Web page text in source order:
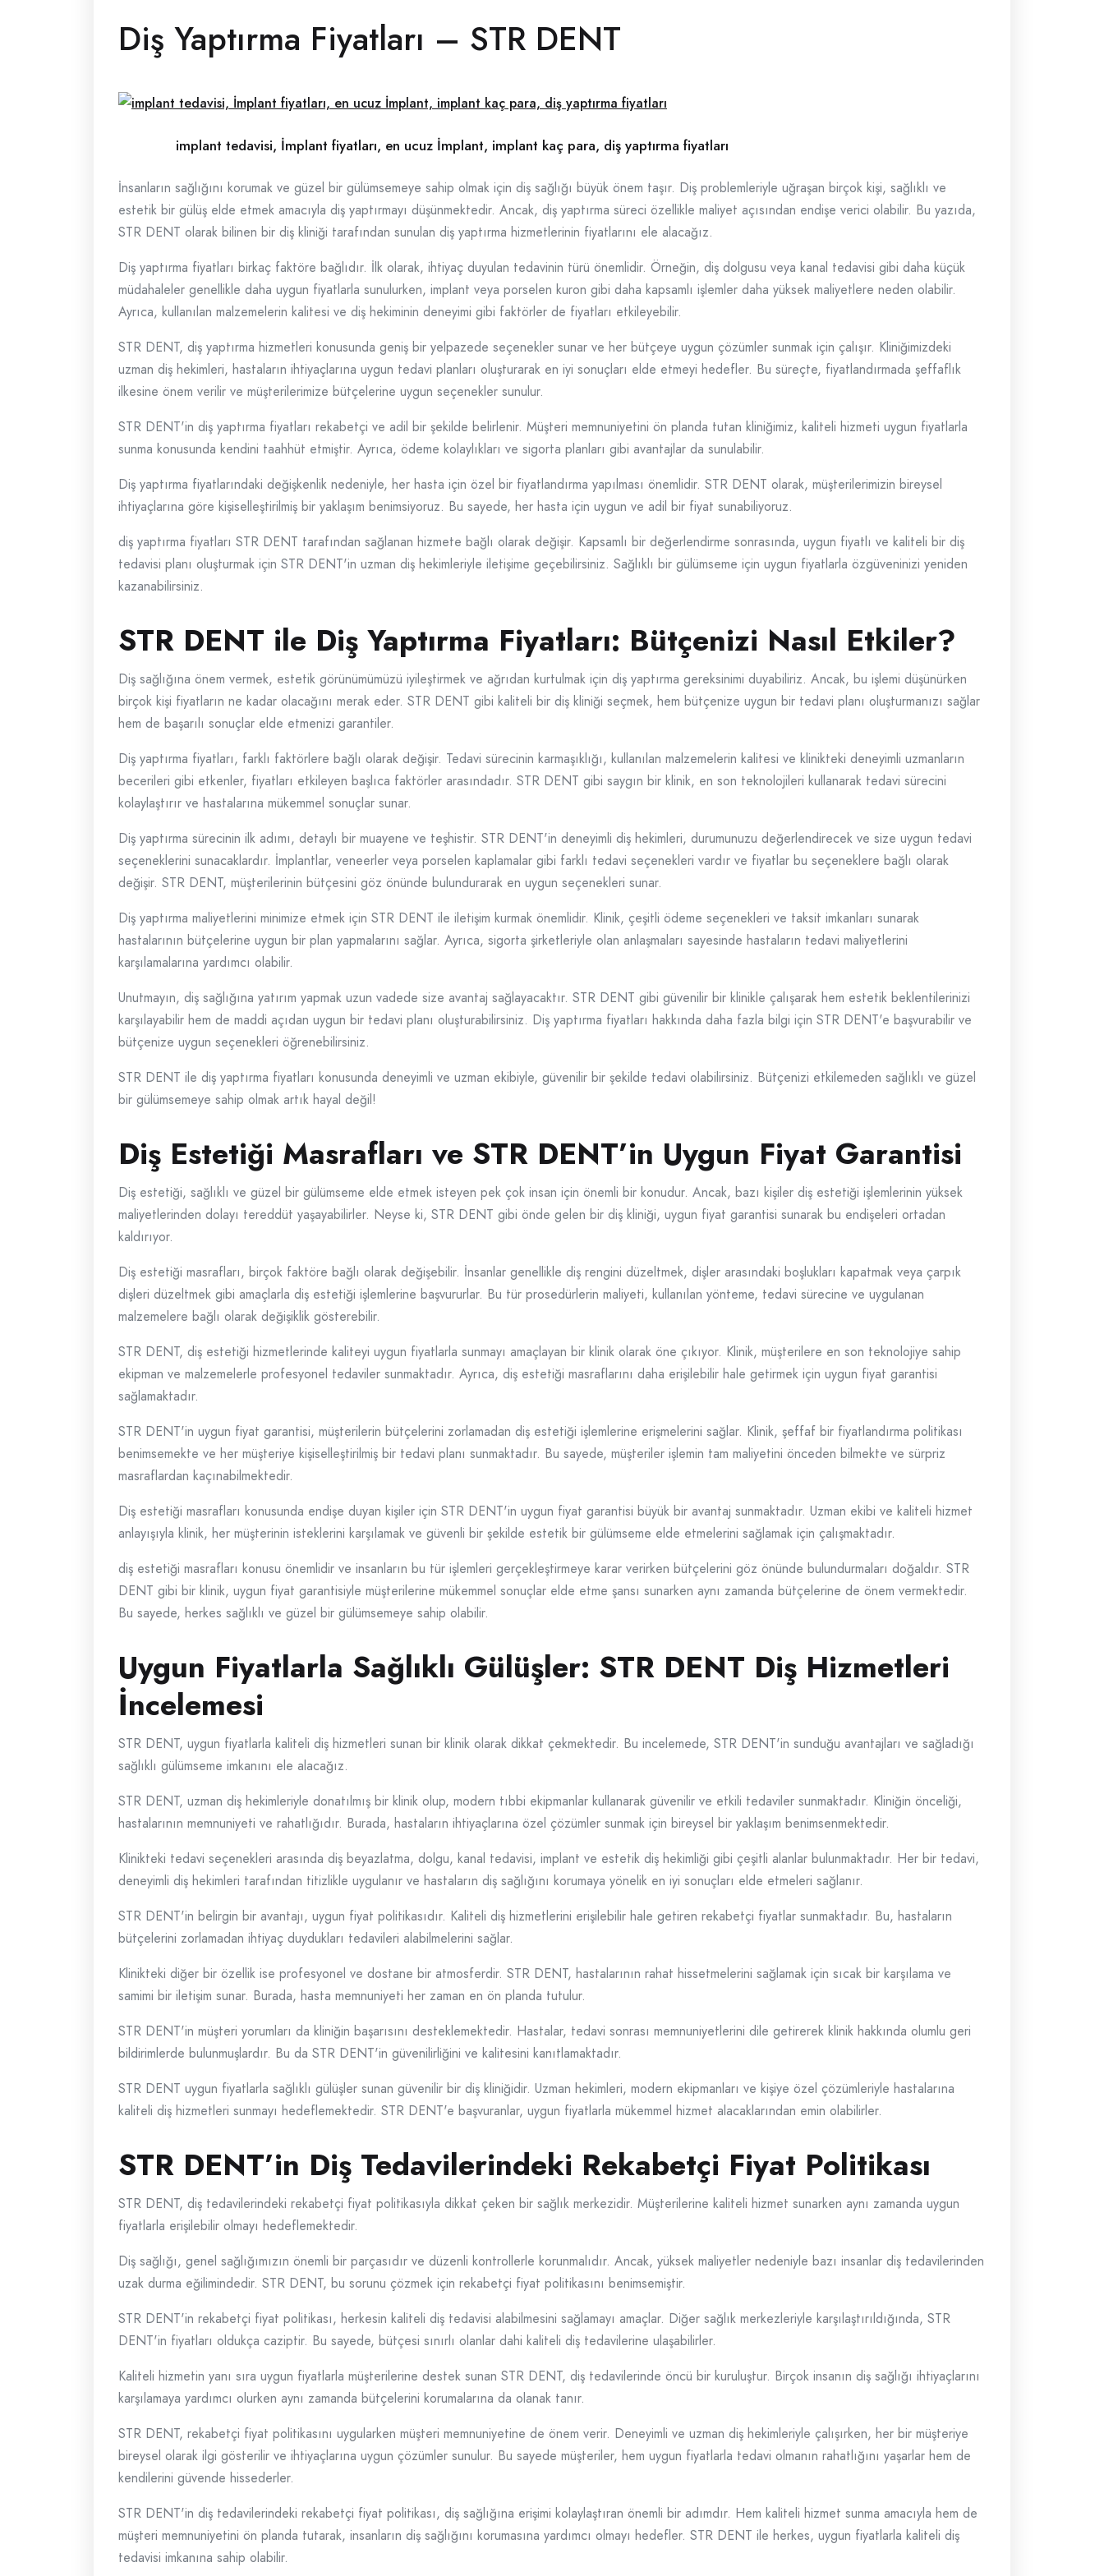
Diş Yaptırma Fiyatları – STR DENT
implant tedavisi, İmplant fiyatları, en ucuz İmplant, implant kaç para, diş yaptırma fiyatları
İnsanların sağlığını korumak ve güzel bir gülümsemeye sahip olmak için diş sağlığı büyük önem taşır. Diş problemleriyle uğraşan birçok kişi, sağlıklı ve
estetik bir gülüş elde etmek amacıyla diş yaptırmayı düşünmektedir. Ancak, diş yaptırma süreci özellikle maliyet açısından endişe verici olabilir. Bu yazıda,
STR DENT olarak bilinen bir diş kliniği tarafından sunulan diş yaptırma hizmetlerinin fiyatlarını ele alacağız.
Diş yaptırma fiyatları birkaç faktöre bağlıdır. İlk olarak, ihtiyaç duyulan tedavinin türü önemlidir. Örneğin, diş dolgusu veya kanal tedavisi gibi daha küçük
müdahaleler genellikle daha uygun fiyatlarla sunulurken, implant veya porselen kuron gibi daha kapsamlı işlemler daha yüksek maliyetlere neden olabilir.
Ayrıca, kullanılan malzemelerin kalitesi ve diş hekiminin deneyimi gibi faktörler de fiyatları etkileyebilir.
STR DENT, diş yaptırma hizmetleri konusunda geniş bir yelpazede seçenekler sunar ve her bütçeye uygun çözümler sunmak için çalışır. Kliniğimizdeki
uzman diş hekimleri, hastaların ihtiyaçlarına uygun tedavi planları oluşturarak en iyi sonuçları elde etmeyi hedefler. Bu süreçte, fiyatlandırmada şeffaflık
ilkesine önem verilir ve müşterilerimize bütçelerine uygun seçenekler sunulur.
STR DENT'in diş yaptırma fiyatları rekabetçi ve adil bir şekilde belirlenir. Müşteri memnuniyetini ön planda tutan kliniğimiz, kaliteli hizmeti uygun fiyatlarla
sunma konusunda kendini taahhüt etmiştir. Ayrıca, ödeme kolaylıkları ve sigorta planları gibi avantajlar da sunulabilir.
Diş yaptırma fiyatlarındaki değişkenlik nedeniyle, her hasta için özel bir fiyatlandırma yapılması önemlidir. STR DENT olarak, müşterilerimizin bireysel
ihtiyaçlarına göre kişiselleştirilmiş bir yaklaşım benimsiyoruz. Bu sayede, her hasta için uygun ve adil bir fiyat sunabiliyoruz.
diş yaptırma fiyatları STR DENT tarafından sağlanan hizmete bağlı olarak değişir. Kapsamlı bir değerlendirme sonrasında, uygun fiyatlı ve kaliteli bir diş
tedavisi planı oluşturmak için STR DENT'in uzman diş hekimleriyle iletişime geçebilirsiniz. Sağlıklı bir gülümseme için uygun fiyatlarla özgüveninizi yeniden
kazanabilirsiniz.
STR DENT ile Diş Yaptırma Fiyatları: Bütçenizi Nasıl Etkiler?
Diş sağlığına önem vermek, estetik görünümümüzü iyileştirmek ve ağrıdan kurtulmak için diş yaptırma gereksinimi duyabiliriz. Ancak, bu işlemi düşünürken
birçok kişi fiyatların ne kadar olacağını merak eder. STR DENT gibi kaliteli bir diş kliniği seçmek, hem bütçenize uygun bir tedavi planı oluşturmanızı sağlar
hem de başarılı sonuçlar elde etmenizi garantiler.
Diş yaptırma fiyatları, farklı faktörlere bağlı olarak değişir. Tedavi sürecinin karmaşıklığı, kullanılan malzemelerin kalitesi ve klinikteki deneyimli uzmanların
becerileri gibi etkenler, fiyatları etkileyen başlıca faktörler arasındadır. STR DENT gibi saygın bir klinik, en son teknolojileri kullanarak tedavi sürecini
kolaylaştırır ve hastalarına mükemmel sonuçlar sunar.
Diş yaptırma sürecinin ilk adımı, detaylı bir muayene ve teşhistir. STR DENT'in deneyimli diş hekimleri, durumunuzu değerlendirecek ve size uygun tedavi
seçeneklerini sunacaklardır. İmplantlar, veneerler veya porselen kaplamalar gibi farklı tedavi seçenekleri vardır ve fiyatlar bu seçeneklere bağlı olarak
değişir. STR DENT, müşterilerinin bütçesini göz önünde bulundurarak en uygun seçenekleri sunar.
Diş yaptırma maliyetlerini minimize etmek için STR DENT ile iletişim kurmak önemlidir. Klinik, çeşitli ödeme seçenekleri ve taksit imkanları sunarak
hastalarının bütçelerine uygun bir plan yapmalarını sağlar. Ayrıca, sigorta şirketleriyle olan anlaşmaları sayesinde hastaların tedavi maliyetlerini
karşılamalarına yardımcı olabilir.
Unutmayın, diş sağlığına yatırım yapmak uzun vadede size avantaj sağlayacaktır. STR DENT gibi güvenilir bir klinikle çalışarak hem estetik beklentilerinizi
karşılayabilir hem de maddi açıdan uygun bir tedavi planı oluşturabilirsiniz. Diş yaptırma fiyatları hakkında daha fazla bilgi için STR DENT'e başvurabilir ve
bütçenize uygun seçenekleri öğrenebilirsiniz.
STR DENT ile diş yaptırma fiyatları konusunda deneyimli ve uzman ekibiyle, güvenilir bir şekilde tedavi olabilirsiniz. Bütçenizi etkilemeden sağlıklı ve güzel
bir gülümsemeye sahip olmak artık hayal değil!
Diş Estetiği Masrafları ve STR DENT’in Uygun Fiyat Garantisi
Diş estetiği, sağlıklı ve güzel bir gülümseme elde etmek isteyen pek çok insan için önemli bir konudur. Ancak, bazı kişiler diş estetiği işlemlerinin yüksek
maliyetlerinden dolayı tereddüt yaşayabilirler. Neyse ki, STR DENT gibi önde gelen bir diş kliniği, uygun fiyat garantisi sunarak bu endişeleri ortadan
kaldırıyor.
Diş estetiği masrafları, birçok faktöre bağlı olarak değişebilir. İnsanlar genellikle diş rengini düzeltmek, dişler arasındaki boşlukları kapatmak veya çarpık
dişleri düzeltmek gibi amaçlarla diş estetiği işlemlerine başvururlar. Bu tür prosedürlerin maliyeti, kullanılan yönteme, tedavi sürecine ve uygulanan
malzemelere bağlı olarak değişiklik gösterebilir.
STR DENT, diş estetiği hizmetlerinde kaliteyi uygun fiyatlarla sunmayı amaçlayan bir klinik olarak öne çıkıyor. Klinik, müşterilere en son teknolojiye sahip
ekipman ve malzemelerle profesyonel tedaviler sunmaktadır. Ayrıca, diş estetiği masraflarını daha erişilebilir hale getirmek için uygun fiyat garantisi
sağlamaktadır.
STR DENT'in uygun fiyat garantisi, müşterilerin bütçelerini zorlamadan diş estetiği işlemlerine erişmelerini sağlar. Klinik, şeffaf bir fiyatlandırma politikası
benimsemekte ve her müşteriye kişiselleştirilmiş bir tedavi planı sunmaktadır. Bu sayede, müşteriler işlemin tam maliyetini önceden bilmekte ve sürpriz
masraflardan kaçınabilmektedir.
Diş estetiği masrafları konusunda endişe duyan kişiler için STR DENT'in uygun fiyat garantisi büyük bir avantaj sunmaktadır. Uzman ekibi ve kaliteli hizmet
anlayışıyla klinik, her müşterinin isteklerini karşılamak ve güvenli bir şekilde estetik bir gülümseme elde etmelerini sağlamak için çalışmaktadır.
diş estetiği masrafları konusu önemlidir ve insanların bu tür işlemleri gerçekleştirmeye karar verirken bütçelerini göz önünde bulundurmaları doğaldır. STR
DENT gibi bir klinik, uygun fiyat garantisiyle müşterilerine mükemmel sonuçlar elde etme şansı sunarken aynı zamanda bütçelerine de önem vermektedir.
Bu sayede, herkes sağlıklı ve güzel bir gülümsemeye sahip olabilir.
Uygun Fiyatlarla Sağlıklı Gülüşler: STR DENT Diş Hizmetleri
İncelemesi
STR DENT, uygun fiyatlarla kaliteli diş hizmetleri sunan bir klinik olarak dikkat çekmektedir. Bu incelemede, STR DENT'in sunduğu avantajları ve sağladığı
sağlıklı gülümseme imkanını ele alacağız.
STR DENT, uzman diş hekimleriyle donatılmış bir klinik olup, modern tıbbi ekipmanlar kullanarak güvenilir ve etkili tedaviler sunmaktadır. Kliniğin önceliği,
hastalarının memnuniyeti ve rahatlığıdır. Burada, hastaların ihtiyaçlarına özel çözümler sunmak için bireysel bir yaklaşım benimsenmektedir.
Klinikteki tedavi seçenekleri arasında diş beyazlatma, dolgu, kanal tedavisi, implant ve estetik diş hekimliği gibi çeşitli alanlar bulunmaktadır. Her bir tedavi,
deneyimli diş hekimleri tarafından titizlikle uygulanır ve hastaların diş sağlığını korumaya yönelik en iyi sonuçları elde etmeleri sağlanır.
STR DENT'in belirgin bir avantajı, uygun fiyat politikasıdır. Kaliteli diş hizmetlerini erişilebilir hale getiren rekabetçi fiyatlar sunmaktadır. Bu, hastaların
bütçelerini zorlamadan ihtiyaç duydukları tedavileri alabilmelerini sağlar.
Klinikteki diğer bir özellik ise profesyonel ve dostane bir atmosferdir. STR DENT, hastalarının rahat hissetmelerini sağlamak için sıcak bir karşılama ve
samimi bir iletişim sunar. Burada, hasta memnuniyeti her zaman en ön planda tutulur.
STR DENT'in müşteri yorumları da kliniğin başarısını desteklemektedir. Hastalar, tedavi sonrası memnuniyetlerini dile getirerek klinik hakkında olumlu geri
bildirimlerde bulunmuşlardır. Bu da STR DENT'in güvenilirliğini ve kalitesini kanıtlamaktadır.
STR DENT uygun fiyatlarla sağlıklı gülüşler sunan güvenilir bir diş kliniğidir. Uzman hekimleri, modern ekipmanları ve kişiye özel çözümleriyle hastalarına
kaliteli diş hizmetleri sunmayı hedeflemektedir. STR DENT'e başvuranlar, uygun fiyatlarla mükemmel hizmet alacaklarından emin olabilirler.
STR DENT’in Diş Tedavilerindeki Rekabetçi Fiyat Politikası
STR DENT, diş tedavilerindeki rekabetçi fiyat politikasıyla dikkat çeken bir sağlık merkezidir. Müşterilerine kaliteli hizmet sunarken aynı zamanda uygun
fiyatlarla erişilebilir olmayı hedeflemektedir.
Diş sağlığı, genel sağlığımızın önemli bir parçasıdır ve düzenli kontrollerle korunmalıdır. Ancak, yüksek maliyetler nedeniyle bazı insanlar diş tedavilerinden
uzak durma eğilimindedir. STR DENT, bu sorunu çözmek için rekabetçi fiyat politikasını benimsemiştir.
STR DENT'in rekabetçi fiyat politikası, herkesin kaliteli diş tedavisi alabilmesini sağlamayı amaçlar. Diğer sağlık merkezleriyle karşılaştırıldığında, STR
DENT'in fiyatları oldukça caziptir. Bu sayede, bütçesi sınırlı olanlar dahi kaliteli diş tedavilerine ulaşabilirler.
Kaliteli hizmetin yanı sıra uygun fiyatlarla müşterilerine destek sunan STR DENT, diş tedavilerinde öncü bir kuruluştur. Birçok insanın diş sağlığı ihtiyaçlarını
karşılamaya yardımcı olurken aynı zamanda bütçelerini korumalarına da olanak tanır.
STR DENT, rekabetçi fiyat politikasını uygularken müşteri memnuniyetine de önem verir. Deneyimli ve uzman diş hekimleriyle çalışırken, her bir müşteriye
bireysel olarak ilgi gösterilir ve ihtiyaçlarına uygun çözümler sunulur. Bu sayede müşteriler, hem uygun fiyatlarla tedavi olmanın rahatlığını yaşarlar hem de
kendilerini güvende hissederler.
STR DENT'in diş tedavilerindeki rekabetçi fiyat politikası, diş sağlığına erişimi kolaylaştıran önemli bir adımdır. Hem kaliteli hizmet sunma amacıyla hem de
müşteri memnuniyetini ön planda tutarak, insanların diş sağlığını korumasına yardımcı olmayı hedefler. STR DENT ile herkes, uygun fiyatlarla kaliteli diş
tedavisi imkanına sahip olabilir.